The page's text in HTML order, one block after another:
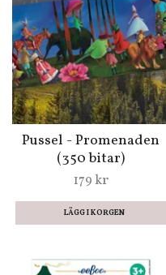
Pussel - Promenaden
(350 bitar)
179 kr